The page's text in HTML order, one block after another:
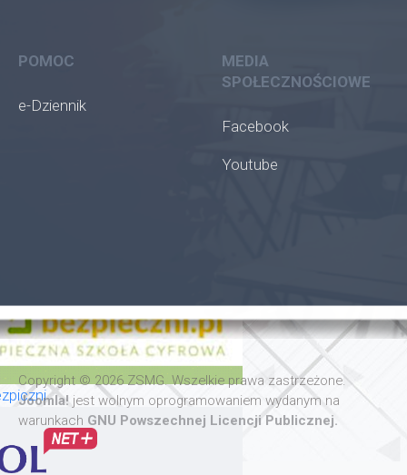
POMOC
e-Dziennik
MEDIA
SPOŁECZNOŚCIOWE
Facebook
Youtube
Copyright © 2026 ZSMG. Wszelkie prawa zastrzeżone.
Joomla! jest wolnym oprogramowaniem wydanym na
warunkach GNU Powszechnej Licencji Publicznej.